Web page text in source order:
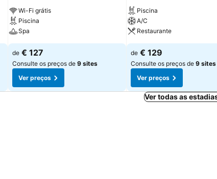
Wi-Fi grátis
Piscina
Spa
de € 127
Consulte os preços de 9 sites
Ver preços
Piscina
A/C
Restaurante
de € 129
Consulte os preços de 9 sites
Ver preços
Ver todas as